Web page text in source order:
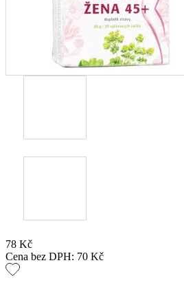
78 Kč
Cena bez DPH: 70 Kč